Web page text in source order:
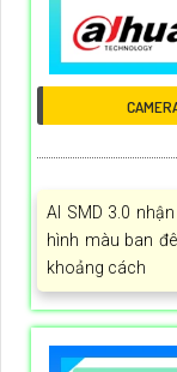
AI SMD 3.0
hình màu ban
khoảng cách